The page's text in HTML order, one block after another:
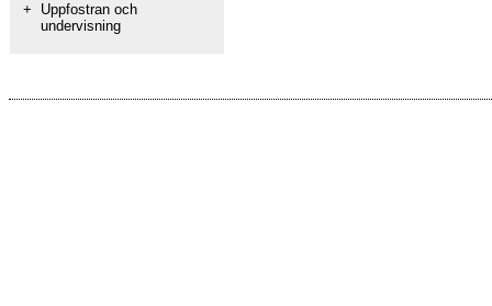
+
Uppfostran och
undervisning